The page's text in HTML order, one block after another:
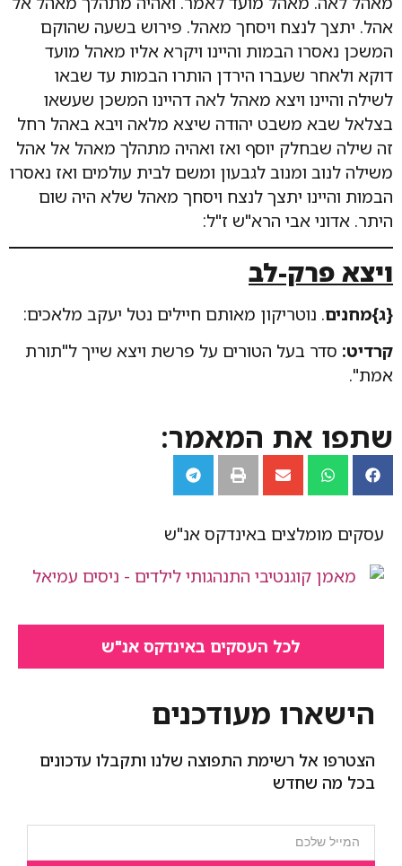
אהל. יתצך לנצח ויסחך מאהל. פירוש בשעה שהוקם
המשכן נאסרו הבמות והיינו ויקרא אליו מאהל מועד
דוקא ולאחר שעברו הירדן הותרו הבמות עד שבאו
לשילה והיינו ויצא מאהל לאה דהיינו המשכן שעשאו
בצלאל שבא משבט יהודה שיצא מלאה ויבא באהל רחל
זה שילה שבחלק יוסף ואז ואהיה מתהלך מאהל אל אהל
משילה לנוב ומנוב לגבעון ומשם לבית עולמים ואז נאסרו
הבמות והיינו יתצך לנצח ויסחך מאהל שלא היה שום
היתר. אדוני אבי הרא"ש ז"ל:
ויצא פרק-לב
{ג}מחנים. נוטריקון מאותם חיילים נטל יעקב מלאכים:
קרדיט: סדר בעל הטורים על פרשת ויצא שייך ל"תורת
אמת".
שתפו את המאמר:
עסקים מומלצים באינדקס אנ"ש​
לכל העסקים באינדקס אנ"ש
הישארו מעודכנים
הצטרפו אל רשימת התפוצה שלנו ותקבלו עדכונים
בכל מה שחדש